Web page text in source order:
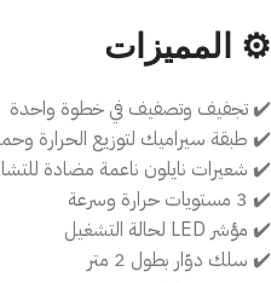
⚙️ المميزات
✔️ تجفيف وتصفيف في خطوة واحدة
✔️ طبقة سيراميك لتوزيع الحرارة
✔️ شعيرات نايلون ناعمة مضادة
✔️ 3 مستويات حرارة وسرعة
✔️ مؤشر LED لحالة التشغيل
✔️ سلك دوّار بطول 2 متر